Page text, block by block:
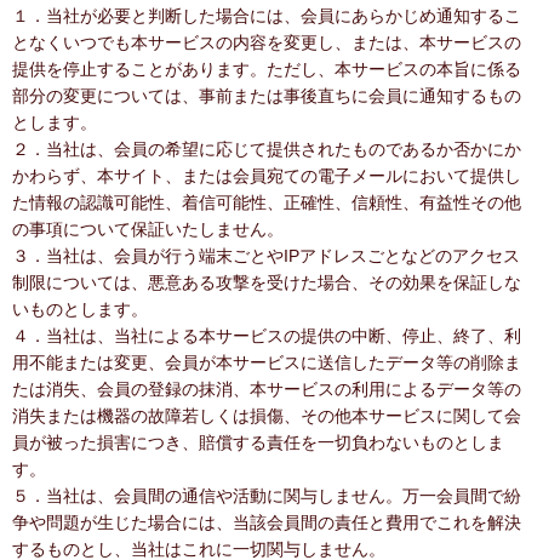
１．当社が必要と判断した場合には、会員にあらかじめ通知するこ
となくいつでも本サービスの内容を変更し、または、本サービスの
提供を停止することがあります。ただし、本サービスの本旨に係る
部分の変更については、事前または事後直ちに会員に通知するもの
とします。
２．当社は、会員の希望に応じて提供されたものであるか否かにか
かわらず、本サイト、または会員宛ての電子メールにおいて提供し
た情報の認識可能性、着信可能性、正確性、信頼性、有益性その他
の事項について保証いたしません。
３．当社は、会員が行う端末ごとやIPアドレスごとなどのアクセス
制限については、悪意ある攻撃を受けた場合、その効果を保証しな
いものとします。
４．当社は、当社による本サービスの提供の中断、停止、終了、利
用不能または変更、会員が本サービスに送信したデータ等の削除ま
たは消失、会員の登録の抹消、本サービスの利用によるデータ等の
消失または機器の故障若しくは損傷、その他本サービスに関して会
員が被った損害につき、賠償する責任を一切負わないものとしま
す。
５．当社は、会員間の通信や活動に関与しません。万一会員間で紛
争や問題が生じた場合には、当該会員間の責任と費用でこれを解決
するものとし、当社はこれに一切関与しません。